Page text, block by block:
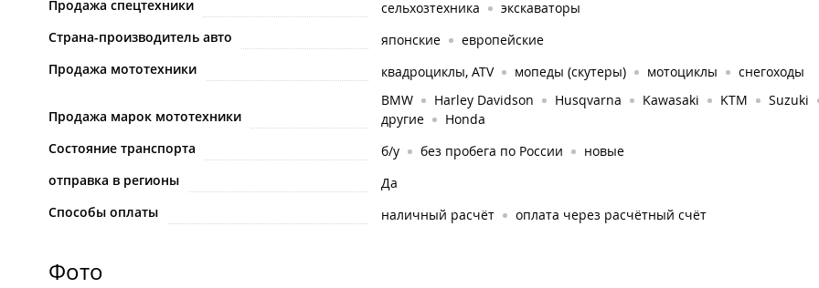
Продажа спецтехники
сельхозтехника
экскаваторы
Страна-производитель авто
японские
европейские
Продажа мототехники
квадроциклы, ATV мопеды (скутеры) мотоциклы снегоходы
Продажа марок мототехники
BMW Harley Davidson Husqvarna Kawasaki KTM
Suzuki
другие
Honda
Состояние транспорта
б/у без пробега по России
новые
отправка в регионы
Да
Способы оплаты
наличный расчёт оплата через расчётный счёт
Фото